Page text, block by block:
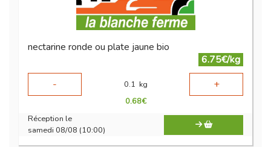
nectarine ronde ou plate jaune bio
6.75€/kg
-
0.1 kg +
0.68€
Réception le
samedi 08/08 (10:00)